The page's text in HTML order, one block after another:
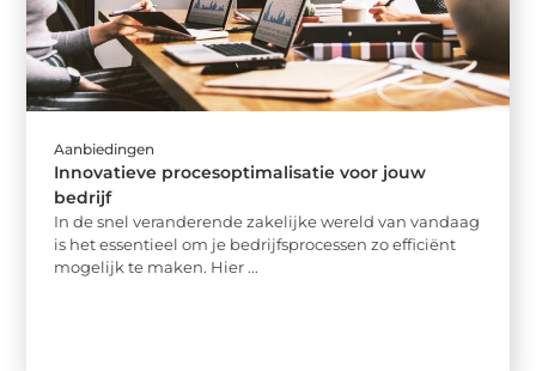
Aanbiedingen
Innovatieve procesoptimalisatie voor jouw
bedrijf
In de snel veranderende zakelijke wereld van vandaag
is het essentieel om je bedrijfsprocessen zo efficiënt
mogelijk te maken. Hier ...